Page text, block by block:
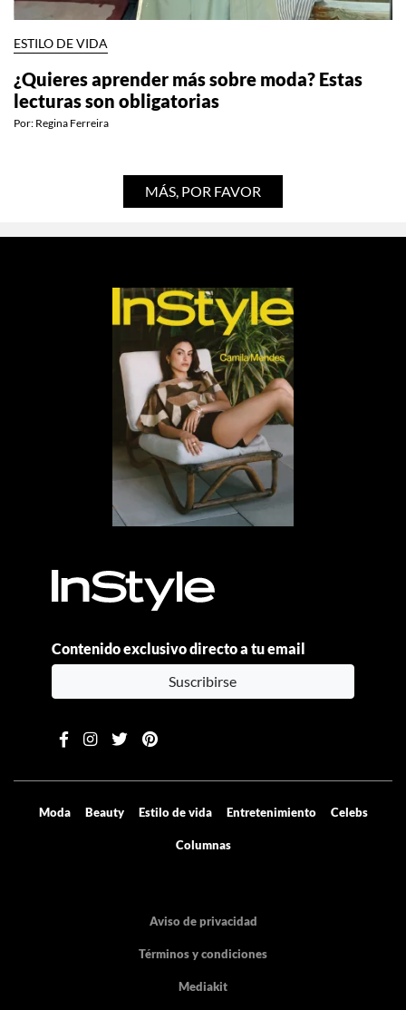
ESTILO DE VIDA
¿Quieres aprender más sobre moda? Estas
lecturas son obligatorias
Por: Regina Ferreira
MÁS, POR FAVOR
Contenido exclusivo directo a tu email
Suscribirse
Moda Beauty Estilo de vida Entretenimiento Celebs
Columnas
Aviso de privacidad
Términos y condiciones
Mediakit